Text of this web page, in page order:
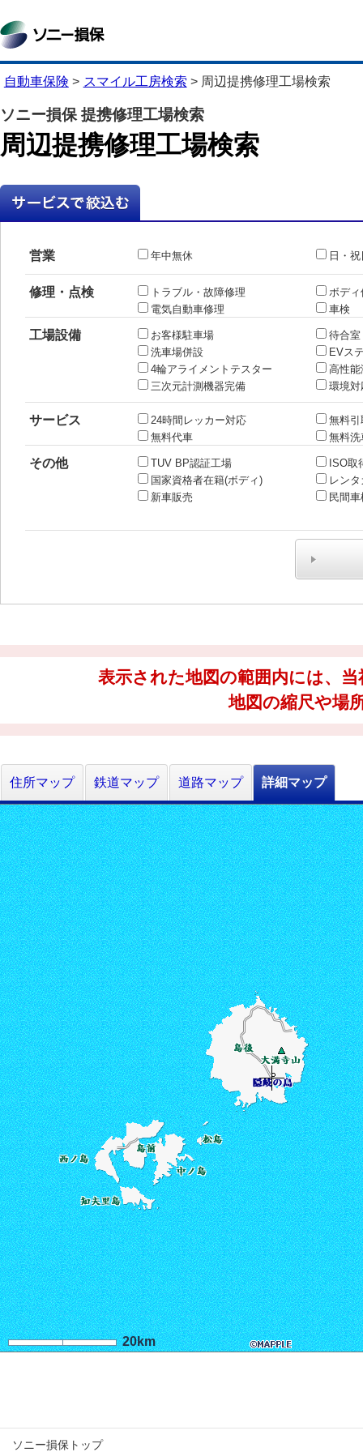
自動車保険 > スマイル工房検索 > 周辺提携修理工場検索
ソニー損保 提携修理工場検索
周辺提携修理工場検索
営業 年中無休 日・
修理・点検 トラブル・故障修理
ボディ
電気自動車修理
車検
工場設備 お客様駐車場
待合室
洗車場併設
EVス
4輪アライメントテスター
高性能
三次元計測機器完備
環境対
サービス 24時間レッカー対応
無料引
無料代車
無料洗
その他 TUV BP認証工場
ISO取
国家資格者在籍(ボディ)
レン
新車販売
民間
表示された地図の範囲内には、
地図の縮尺や場
住所マップ 鉄道マップ 道路マップ 詳細マップ
20km
ソニー損保トップ